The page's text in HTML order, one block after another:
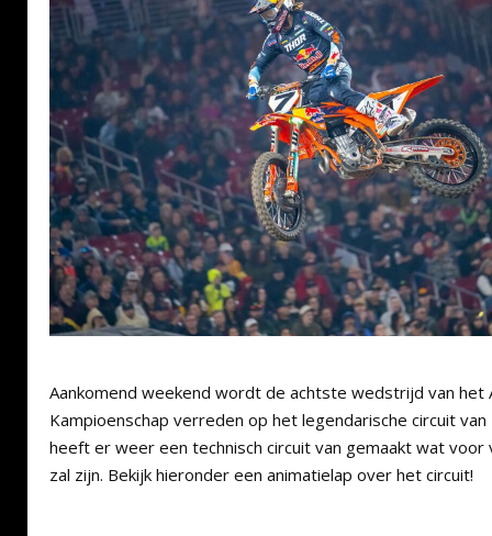
Aankomend weekend wordt de achtste wedstrijd van het
Kampioenschap verreden op het legendarische circuit van
heeft er weer een technisch circuit van gemaakt wat voor
zal zijn. Bekijk hieronder een animatielap over het circuit!